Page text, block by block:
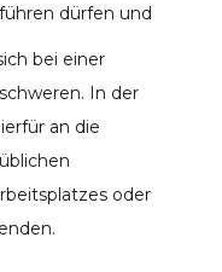
dürfen und
bei einer
In der
an die
oder